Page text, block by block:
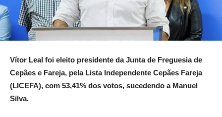
Vítor Leal foi eleito presidente da Junta de Freguesia de
Cepães e Fareja, pela Lista Independente Cepães Fareja
(LICEFA), com 53,41% dos votos, sucedendo a Manuel
Silva.